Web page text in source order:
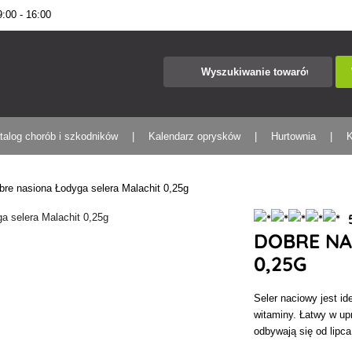
- 16:00
chorób i szkodników Kalendarz oprysków Hurtownia
nasiona Łodyga selera Malachit 0,25g
DOBRE
0,25G
Seler naciowy jest
witaminy. Łatwy w
odbywają się od